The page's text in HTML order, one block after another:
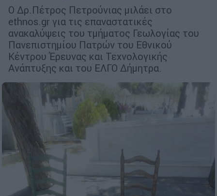
Ο Δρ.Πέτρος Πετρούνιας μιλάει στο
ethnos.gr για τις επαναστατικές
ανακαλύψεις του τμήματος Γεωλογίας του
Πανεπιστημίου Πατρών του Εθνικού
Κέντρου Έρευνας και Τεχνολογικής
Ανάπτυξης και του ΕΛΓΟ Δήμητρα.